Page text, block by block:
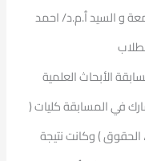
و السيد ٱ.م.د/ احمد
الأبحاث العلمية
خلال شهر ديسمبر ٢٠٢٤ وشارك في المسابقة كليات (
، الحقوق ) وكانت نتيجة